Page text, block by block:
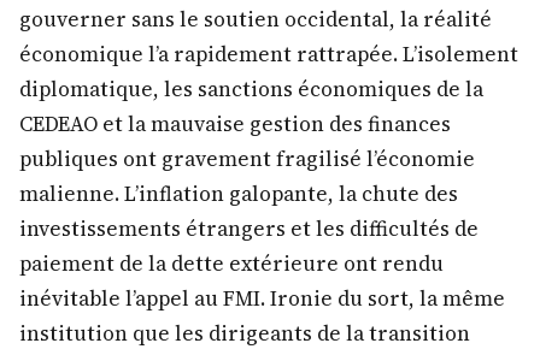
gouverner sans le soutien occidental, la réalité
économique l’a rapidement rattrapée. L’isolement
diplomatique, les sanctions économiques de la
CEDEAO et la mauvaise gestion des finances
publiques ont gravement fragilisé l’économie
malienne. L’inflation galopante, la chute des
investissements étrangers et les difficultés de
paiement de la dette extérieure ont rendu
inévitable l’appel au FMI. Ironie du sort, la même
institution que les dirigeants de la transition